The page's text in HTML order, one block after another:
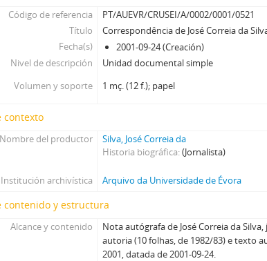
Código de referencia
PT/AUEVR/CRUSEI/A/0002/0001/0521
Título
Correspondência de José Correia da
Fecha(s)
2001-09-24 (Creación)
Nivel de descripción
Unidad documental simple
Volumen y soporte
1 mç. (12 f.); papel
contexto
Nombre del productor
Silva, José Correia da
Historia biográfica (Jornalista)
Institución archivística Arquivo da Universidade de Évora
contenido y estructura
Alcance y contenido
Nota autógrafa de José Correia da
autoria (10 folhas, de 1982/83) e texto
2001, datada de 2001-09-24.